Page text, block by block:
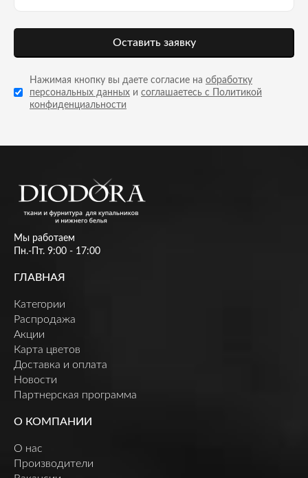
Оставить заявку
Нажимая кнопку вы даете согласие на обработку
персональных данных и соглашаетесь с Политикой
конфиденциальности
Мы работаем
Пн.-Пт. 9:00 - 17:00
ГЛАВНАЯ
Категории
Распродажа
Акции
Карта цветов
Доставка и оплата
Новости
Партнерская программа
О КОМПАНИИ
О нас
Производители